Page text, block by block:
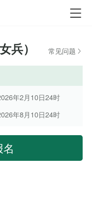
兵） 常见问题
年2月10日24时
年8月10日24时